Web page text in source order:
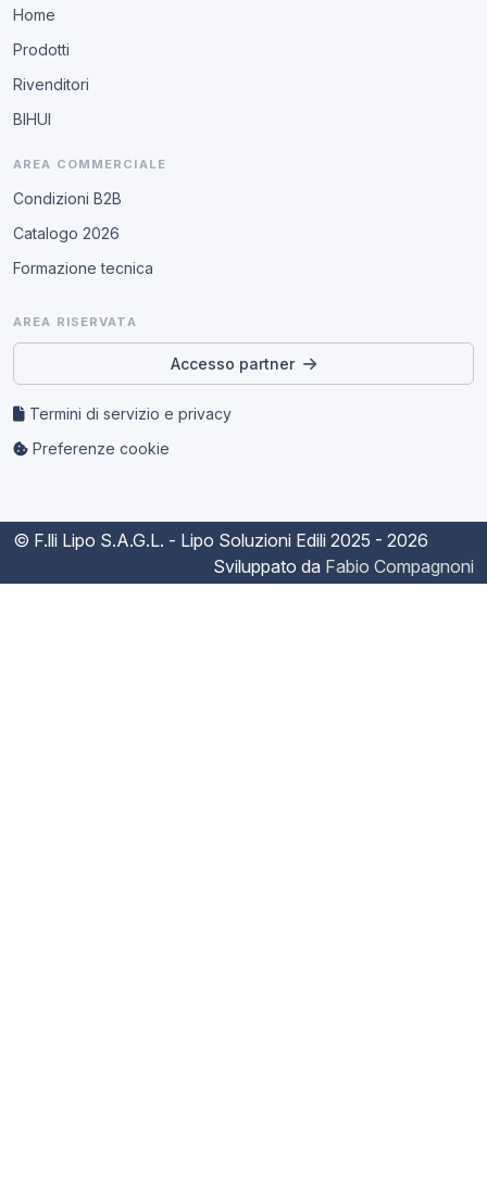
Home
Prodotti
Rivenditori
BIHUI
AREA COMMERCIALE
Condizioni B2B
Catalogo 2026
Formazione tecnica
AREA RISERVATA
Accesso partner
Termini di servizio e privacy
Preferenze cookie
© F.lli Lipo S.A.G.L. - Lipo Soluzioni Edili 2025 - 2026
Sviluppato da Fabio Compagnoni